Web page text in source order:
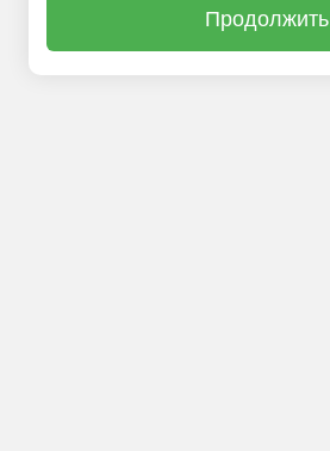
Продолжить